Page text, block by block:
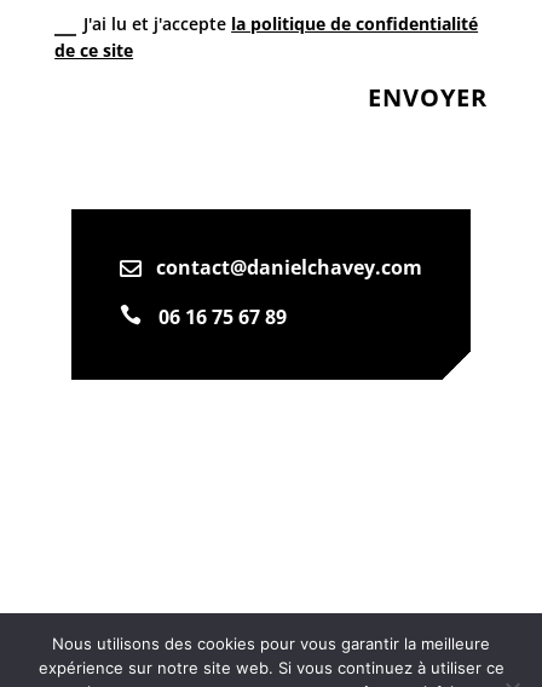
J'ai lu et j'accepte la politique de confidentialité
de ce site
ENVOYER
 contact@danielchavey.com
 06 16 75 67 89
Création & Référencement : Olicom| Mentions légales
Nous utilisons des cookies pour vous garantir la meilleure
expérience sur notre site web. Si vous continuez à utiliser ce